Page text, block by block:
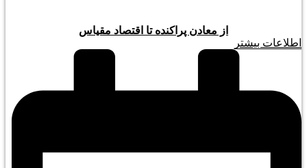
از معادن پراکنده تا اقتصاد مقیاس
اطلاعات بیشتر